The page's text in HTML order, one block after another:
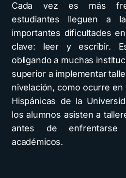
Cada vez es más
estudiantes lleguen a
importantes dificultades
clave: leer y escribir.
obligando a muchas
superior a implementar
nivelación, como ocurre
Hispánicas de la
los alumnos asisten a
antes de
académicos.